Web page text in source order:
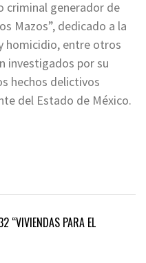
criminal generador de
Mazos”, dedicado a la
homicidio, entre otros
investigados por su
hechos delictivos
del Estado de México.
“VIVIENDAS PARA EL